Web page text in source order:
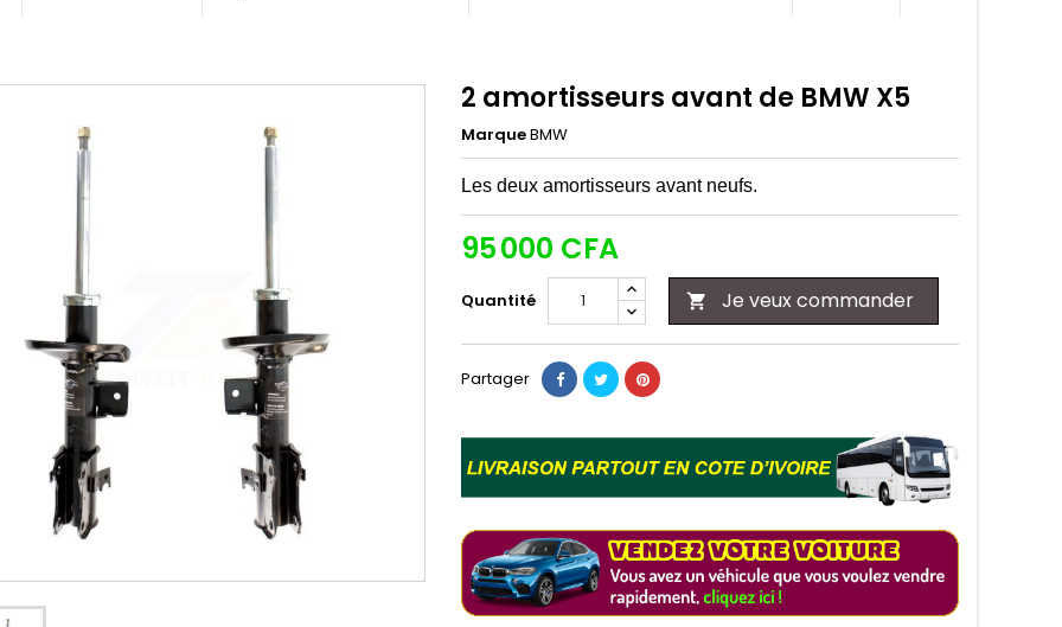
2 amortisseurs avant de BMW X5
MarqueBMW
Les deux amortisseurs avant neufs.
95 000 CFA
Quantité  Je veux commander
Partager